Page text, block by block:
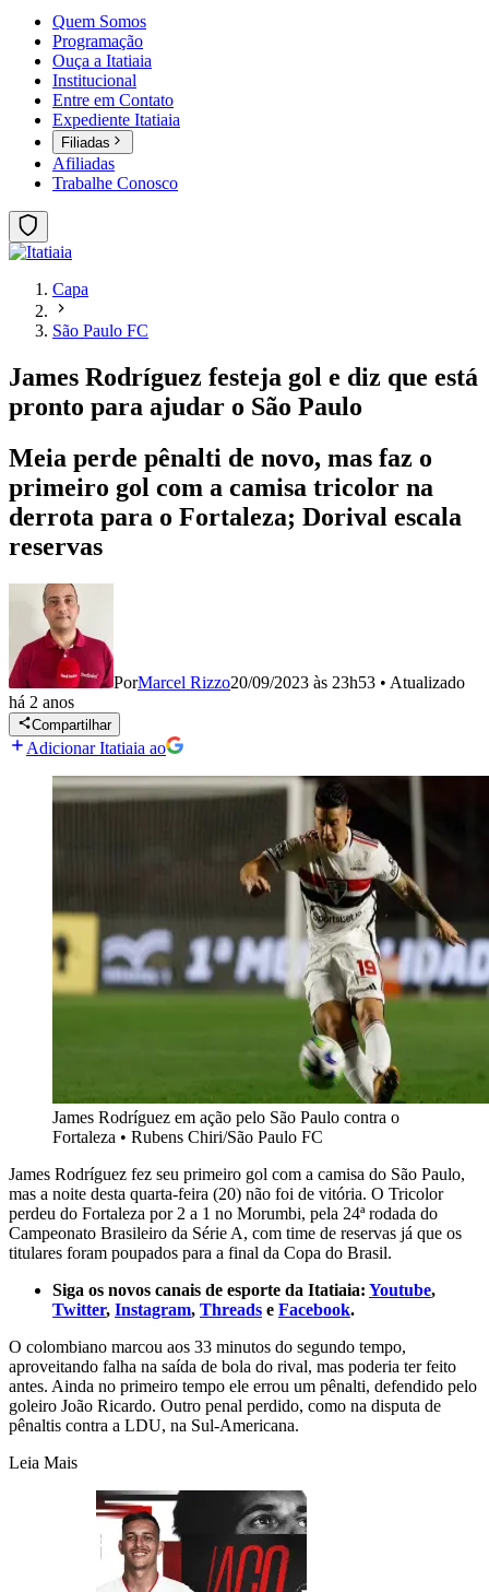
Quem Somos
Programação
Ouça a Itatiaia
Institucional
Entre em Contato
Expediente Itatiaia
Filiadas
Afiliadas
Trabalhe Conosco
Capa
São Paulo FC
James Rodríguez festeja gol e diz que está
pronto para ajudar o São Paulo
Meia perde pênalti de novo, mas faz o
primeiro gol com a camisa tricolor na
derrota para o Fortaleza; Dorival escala
reservas
PorMarcel Rizzo20/09/2023 às 23h53 • Atualizado
há 2 anos
Compartilhar
Adicionar Itatiaia ao
James Rodríguez em ação pelo São Paulo contra o
Fortaleza • Rubens Chiri/São Paulo FC
James Rodríguez fez seu primeiro gol com a camisa do São Paulo,
mas a noite desta quarta-feira (20) não foi de vitória. O Tricolor
perdeu do Fortaleza por 2 a 1 no Morumbi, pela 24ª rodada do
Campeonato Brasileiro da Série A, com time de reservas já que os
titulares foram poupados para a final da Copa do Brasil.
Siga os novos canais de esporte da Itatiaia: Youtube,
Twitter, Instagram, Threads e Facebook.
O colombiano marcou aos 33 minutos do segundo tempo,
aproveitando falha na saída de bola do rival, mas poderia ter feito
antes. Ainda no primeiro tempo ele errou um pênalti, defendido pelo
goleiro João Ricardo. Outro penal perdido, como na disputa de
pênaltis contra a LDU, na Sul-Americana.
Leia Mais